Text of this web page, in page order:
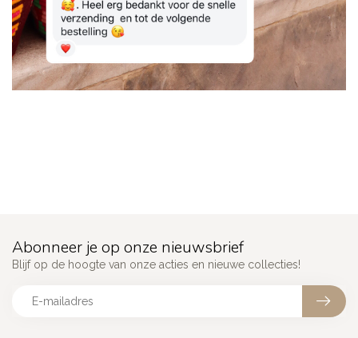
Abonneer je op onze nieuwsbrief
Blijf op de hoogte van onze acties en nieuwe collecties!